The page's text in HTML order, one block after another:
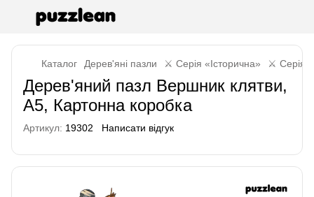
Каталог Дерев'яні пазли ⚔️ Серія «Історична» ⚔️ Серія
Дерев'яний пазл Вершник клятви,
А5, Картонна коробка
Артикул: 19302 Написати відгук